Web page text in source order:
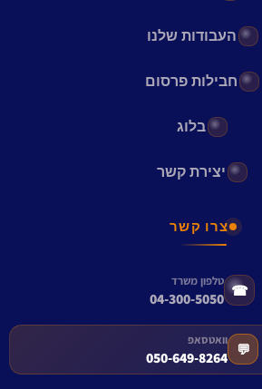
העבודות שלנו
חבילות פרסום
בלוג
יצירת קשר
צרו קשר
☎
טלפון משרד
04-300-5050
💬
וואטסאפ
050-649-8264